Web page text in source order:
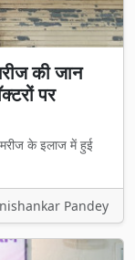
की जान
पर
मरीज के इलाज में हुई
Pandey